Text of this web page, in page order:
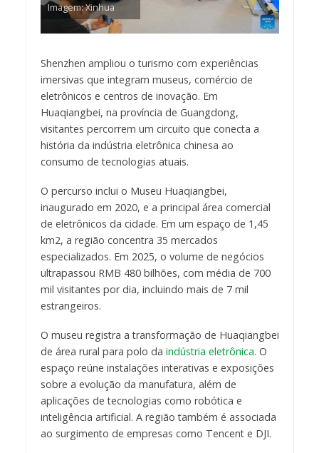
Imagem: Xinhua
Shenzhen ampliou o turismo com experiências
imersivas que integram museus, comércio de
eletrônicos e centros de inovação. Em
Huaqiangbei, na província de Guangdong,
visitantes percorrem um circuito que conecta a
história da indústria eletrônica chinesa ao
consumo de tecnologias atuais.
O percurso inclui o Museu Huaqiangbei,
inaugurado em 2020, e a principal área comercial
de eletrônicos da cidade. Em um espaço de 1,45
km2, a região concentra 35 mercados
especializados. Em 2025, o volume de negócios
ultrapassou RMB 480 bilhões, com média de 700
mil visitantes por dia, incluindo mais de 7 mil
estrangeiros.
O museu registra a transformação de Huaqiangbei
de área rural para polo da indústria eletrônica. O
espaço reúne instalações interativas e exposições
sobre a evolução da manufatura, além de
aplicações de tecnologias como robótica e
inteligência artificial. A região também é associada
ao surgimento de empresas como Tencent e DJI.